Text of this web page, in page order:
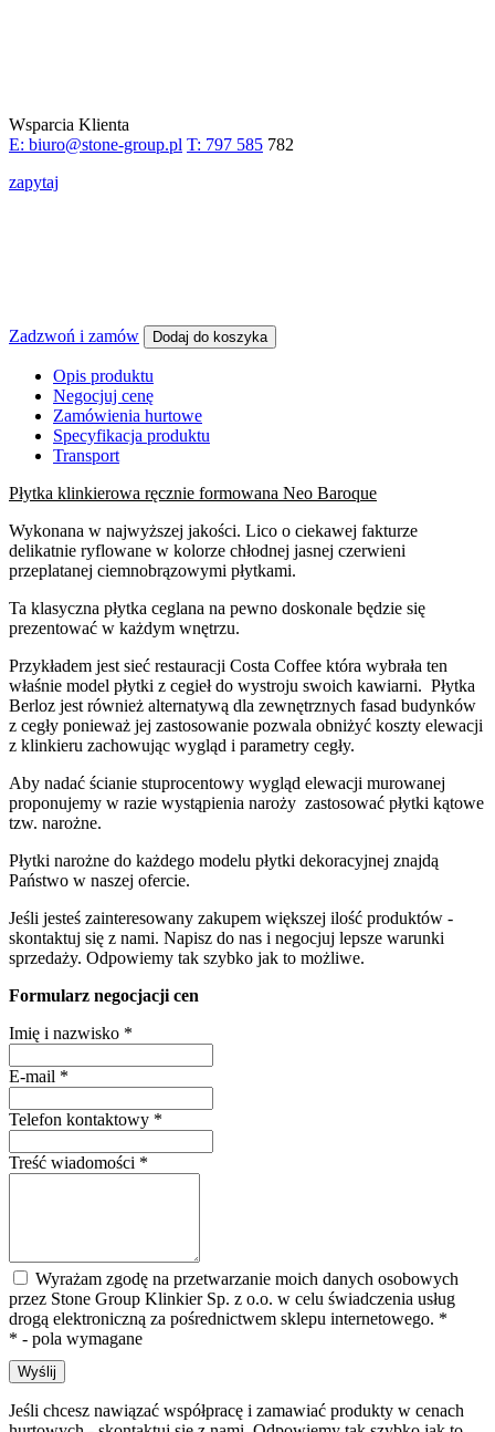
Wsparcia Klienta
E: biuro@stone-group.pl T: 797 585 782
zapytaj
Zadzwoń i zamów Dodaj do koszyka
Opis produktu
Negocjuj cenę
Zamówienia hurtowe
Specyfikacja produktu
Transport
Płytka klinkierowa ręcznie formowana Neo Baroque
Wykonana w najwyższej jakości. Lico o ciekawej fakturze
delikatnie ryflowane w kolorze chłodnej jasnej czerwieni
przeplatanej ciemnobrązowymi płytkami.
Ta klasyczna płytka ceglana na pewno doskonale będzie się
prezentować w każdym wnętrzu.
Przykładem jest sieć restauracji Costa Coffee która wybrała ten
właśnie model płytki z cegieł do wystroju swoich kawiarni. Płytka
Berloz jest również alternatywą dla zewnętrznych fasad budynków
z cegły ponieważ jej zastosowanie pozwala obniżyć koszty elewacji
z klinkieru zachowując wygląd i parametry cegły.
Aby nadać ścianie stuprocentowy wygląd elewacji murowanej
proponujemy w razie wystąpienia naroży zastosować płytki kątowe
tzw. narożne.
Płytki narożne do każdego modelu płytki dekoracyjnej znajdą
Państwo w naszej ofercie.
Jeśli jesteś zainteresowany zakupem większej ilość produktów -
skontaktuj się z nami. Napisz do nas i negocjuj lepsze warunki
sprzedaży. Odpowiemy tak szybko jak to możliwe.
Formularz negocjacji cen
Imię i nazwisko *
E-mail *
Telefon kontaktowy *
Treść wiadomości *
Wyrażam zgodę na przetwarzanie moich danych osobowych
przez Stone Group Klinkier Sp. z o.o. w celu świadczenia usług
drogą elektroniczną za pośrednictwem sklepu internetowego. *
* - pola wymagane
Wyślij
Jeśli chcesz nawiązać współpracę i zamawiać produkty w cenach